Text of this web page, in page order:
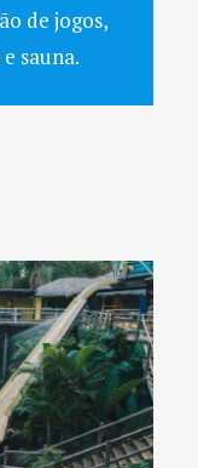
de jogos,
sauna.